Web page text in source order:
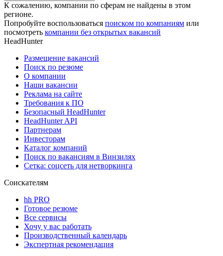
К сожалению, компании по сферам не найдены в этом
регионе.
Попробуйте воспользоваться поиском по компаниям или
посмотреть компании без открытых вакансий
HeadHunter
Размещение вакансий
Поиск по резюме
О компании
Наши вакансии
Реклама на сайте
Требования к ПО
Безопасный HeadHunter
HeadHunter API
Партнерам
Инвесторам
Каталог компаний
Поиск по вакансиям в Винзилях
Сетка: соцсеть для нетворкинга
Соискателям
hh PRO
Готовое резюме
Все сервисы
Хочу у вас работать
Производственный календарь
Экспертная рекомендация